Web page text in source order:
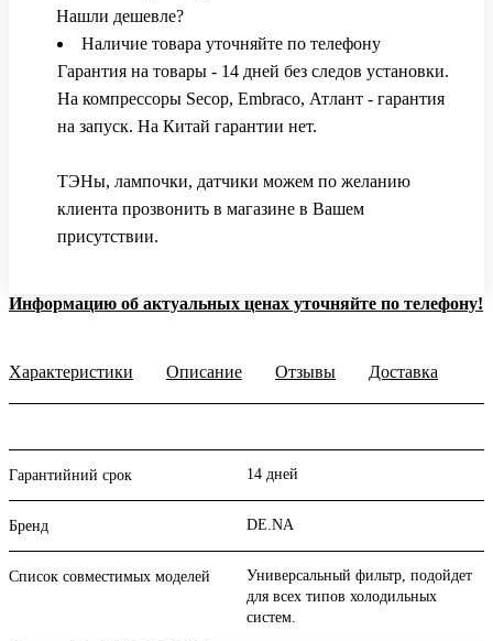
Нашли дешевле?
Наличие товара уточняйте по телефону
Гарантия на товары - 14 дней без следов установки.
На компрессоры Secop, Embraco, Атлант - гарантия
на запуск. На Китай гарантии нет.
ТЭНы, лампочки, датчики можем по желанию
клиента прозвонить в магазине в Вашем
присутствии.
Информацию об актуальных ценах уточняйте по телефону!
Характеристики Описание Отзывы Доставка
Гарантийний срок 14 дней
Бренд DE.NA
Список совместимых моделей
Универсальный фильтр, подойдет
для всех типов холодильных
систем.